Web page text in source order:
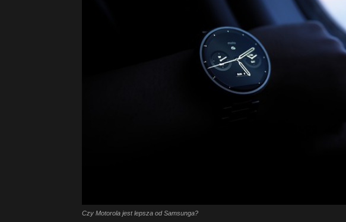
Czy Motorola jest lepsza od Samsunga?